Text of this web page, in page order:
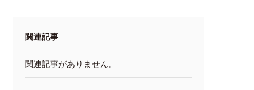
関連記事
関連記事がありません。